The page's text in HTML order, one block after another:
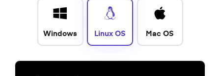
Windows Linux OS Mac OS